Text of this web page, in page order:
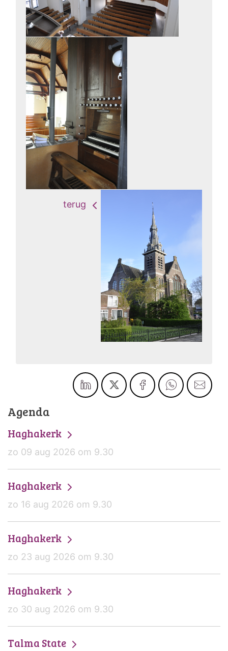
terug
Agenda
Haghakerk
zo 09 aug 2026 om 9.30
Haghakerk
zo 16 aug 2026 om 9.30
Haghakerk
zo 23 aug 2026 om 9.30
Haghakerk
zo 30 aug 2026 om 9.30
Talma State